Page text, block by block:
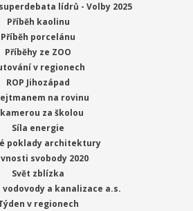
lídrů - Volby 2025
Příběh kaolinu
Příběh porcelánu
Příběhy ze ZOO
v regionech
ROP Jihozápad
na rovinu
kamerou za školou
Síla energie
poklady architektury
svobody 2020
Svět zblízka
vodovody a kanalizace a.s.
v regionech